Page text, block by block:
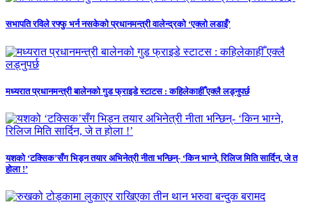
सभापति रविले रफ्फु भर्न नसकेको प्रधानमन्त्री वालेन्द्रको ‘एक्लो लडाइँ’
मध्यरात प्रधानमन्त्री बालेनको गुड फ्राइडे स्टाटस : कहिलेकाहीँ एक्लै लड्नुपर्छ
यशको ‘टक्सिक’सँग भिड्न तयार अभिनेत्री नीता भन्छिन्- ‘किन भाग्ने, रिलिज मिति सार्दिन, जे त
होला !’